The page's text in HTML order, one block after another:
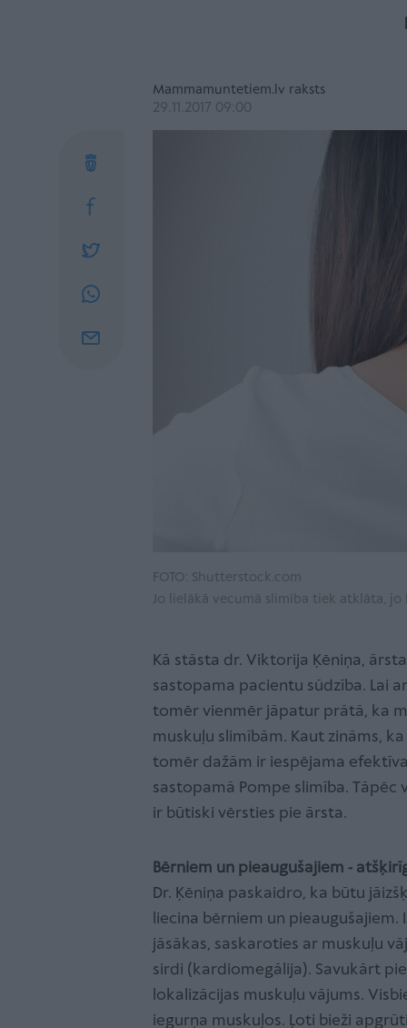
Mammamuntetiem.lv raksts
29.11.2017 09:00
FOTO: Shutterstock.com
Jo lielākā vecumā slimība tiek atklāta, jo
Kā stāsta dr. Viktorija Ķēniņa,
sastopama pacientu sūdzība. Lai
tomēr vienmēr jāpatur prātā, ka
muskuļu slimībām. Kaut zināms,
tomēr dažām ir iespējama
sastopamā Pompe slimība. Tāpēc
ir būtiski vērsties pie ārsta.
Bērniem un pieaugušajiem -
Dr. Ķēniņa paskaidro, ka būtu
liecina bērniem un
jāsākas, saskaroties ar muskuļu
sirdi (kardiomegālija). Savukārt
lokalizācijas muskuļu vājums.
iegurņa muskuļos. Ļoti bieži